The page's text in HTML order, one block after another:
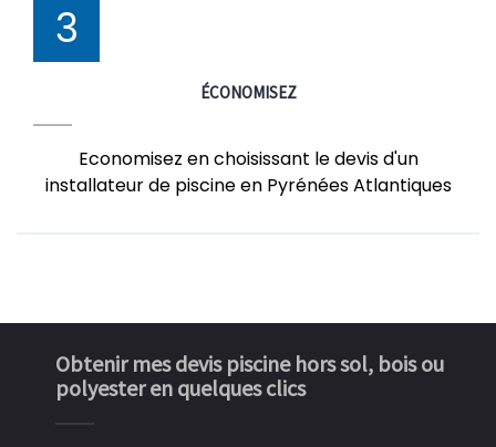
3
ÉCONOMISEZ
Economisez en choisissant le devis d'un
installateur de piscine en Pyrénées Atlantiques
Obtenir mes devis piscine hors sol, bois ou
polyester en quelques clics